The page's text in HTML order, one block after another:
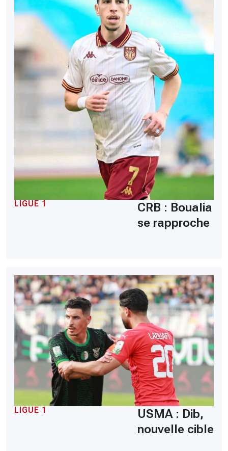
LIGUE 1
CRB : Boualia
se rapproche
LIGUE 1
USMA : Dib,
nouvelle cible